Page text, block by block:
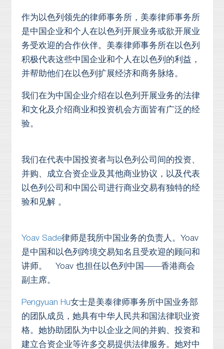
作为以色列领先的律师事务所，美泰律师事务所
是中国企业和个人在以色列开展业务或欲开展业
务受欢迎的合作伙伴。美泰律师事务所在以色列
积极代表这些中国企业和个人在以色列的利益，
并帮助他们在以色列扩展经济和商务脉络。
我们在为中国企业介绍在以色列开展业务的法律
和文化及介绍商业和投资机会方面皆有广泛的经
验。
我们在代表中国投资者与以色列公司间的投资、
并购、成立合资企业及其他商业协议，以及代表
以色列公司和中国公司进行商业交易有独特的经
验和见解 。
Yoav Sade律师是我所中国业务的负责人。Yoav
是中国和以色列跨境交易知名且受欢迎的顾问和
讲师。 Yoav 也担任以色列中国——香港商会
副主席。
Pengyuan Hu女士是美泰律师事务所中国业务部
的团队成员，她具有中华人民共和国法律职业资
格。她协助团队为中以企业之间的并购、投资和
建立合资企业等许多交易提供法律服务。她对中